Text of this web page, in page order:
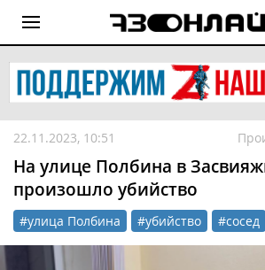
22.11.2023, 10:51
На улице Полбина в
произошло убийство
#улица Полбина #убийство #сосед